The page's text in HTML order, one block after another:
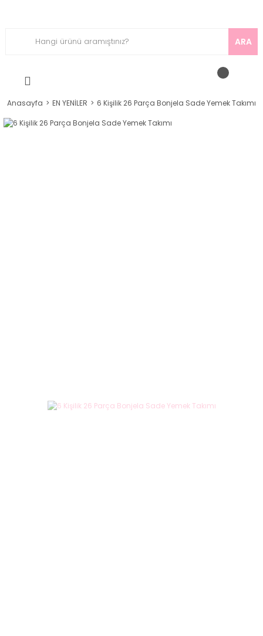
ARA
Anasayfa EN YENİLER 6 Kişilik 26 Parça Bonjela Sade Yemek Takımı